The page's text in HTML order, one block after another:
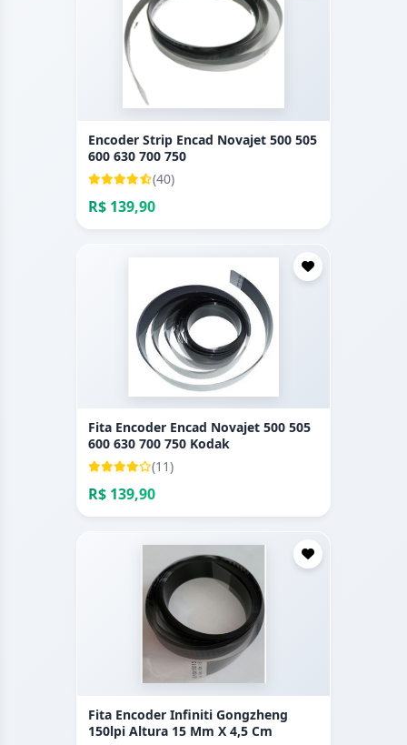
Encoder Strip Encad Novajet 500 505
600 630 700 750
(40)
R$ 139,90
Fita Encoder Encad Novajet 500 505
600 630 700 750 Kodak
(11)
R$ 139,90
Fita Encoder Infiniti Gongzheng
150lpi Altura 15 Mm X 4,5 Cm